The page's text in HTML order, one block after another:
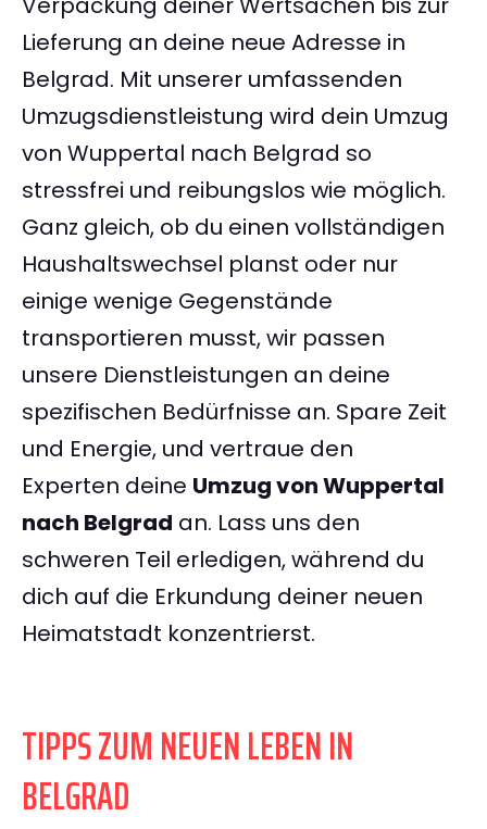
Lieferung an deine neue Adresse in
Belgrad. Mit unserer umfassenden
Umzugsdienstleistung wird dein Umzug
von Wuppertal nach Belgrad so
stressfrei und reibungslos wie möglich.
Ganz gleich, ob du einen vollständigen
Haushaltswechsel planst oder nur
einige wenige Gegenstände
transportieren musst, wir passen
unsere Dienstleistungen an deine
spezifischen Bedürfnisse an. Spare Zeit
und Energie, und vertraue den
Experten deine Umzug von Wuppertal
nach Belgrad an. Lass uns den
schweren Teil erledigen, während du
dich auf die Erkundung deiner neuen
Heimatstadt konzentrierst.
TIPPS ZUM NEUEN LEBEN IN
BELGRAD